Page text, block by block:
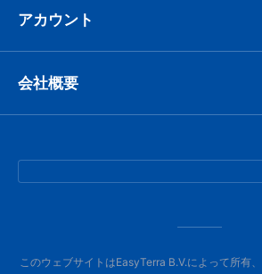
アカウント
会社概要
このウェブサイトはEasyTerra B.V.によって所有